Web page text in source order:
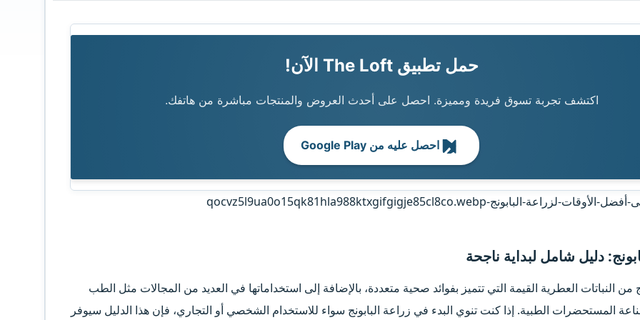
حمل تطبيق The Loft الآن!
اكتشف تجربة تسوق فريدة ومميزة. احصل على أحدث العروض والمنتجات مباشرة من هاتفك.
احصل عليه من Google Play
دليل شامل لبداية ناجحة​
من النباتات العطرية القيمة التي تتميز بفوائد صحية متعددة، بالإضافة إلى استخداماتها في العديد من المجالات مثل الطب
المستحضرات الطبية. إذا كنت تنوي البدء في زراعة البابونج سواء للاستخدام الشخصي أو التجاري، فإن هذا الدليل سيوفر